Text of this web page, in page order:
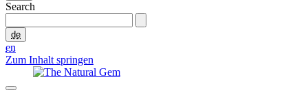
Search
de
en
Zum Inhalt springen